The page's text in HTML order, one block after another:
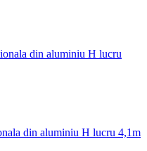
din aluminiu H lucru
din aluminiu H lucru 4,1m